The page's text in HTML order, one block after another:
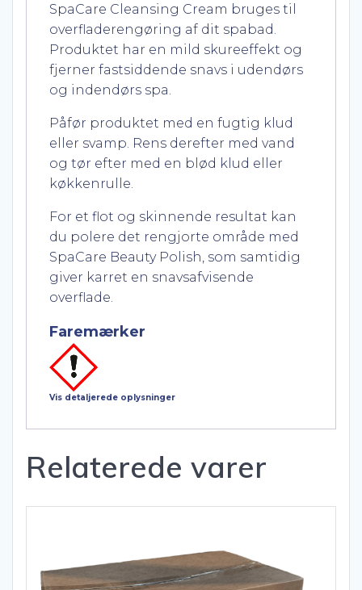
SpaCare Cleansing Cream bruges til
overfladerengøring af dit spabad.
Produktet har en mild skureeffekt og
fjerner fastsiddende snavs i udendørs
og indendørs spa.
Påfør produktet med en fugtig klud
eller svamp. Rens derefter med vand
og tør efter med en blød klud eller
køkkenrulle.
For et flot og skinnende resultat kan
du polere det rengjorte område med
SpaCare Beauty Polish, som samtidig
giver karret en snavsafvisende
overflade.
Faremærker
Vis detaljerede oplysninger
Relaterede varer